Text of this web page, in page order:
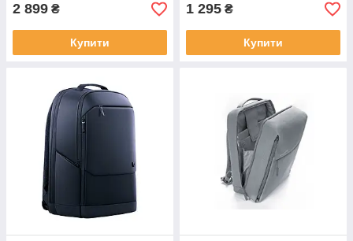
2 899 ₴
Купити
1 295 ₴
Купити